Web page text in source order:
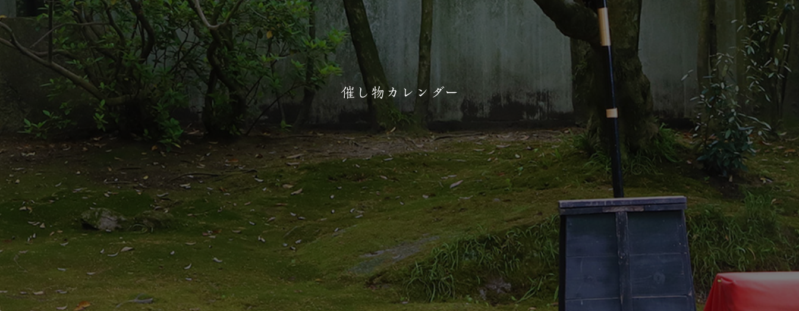
催し物カレンダー